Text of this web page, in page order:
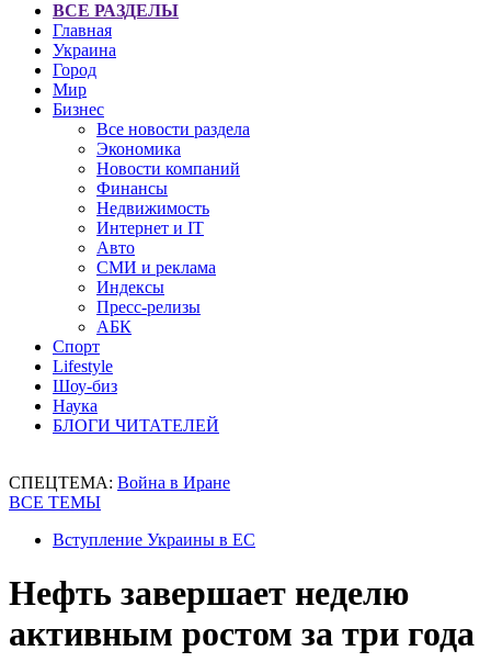
ВСЕ РАЗДЕЛЫ
Главная
Украина
Город
Мир
Бизнес
Все новости раздела
Экономика
Новости компаний
Финансы
Недвижимость
Интернет и IT
Авто
СМИ и реклама
Индексы
Пресс-релизы
АБК
Спорт
Lifestyle
Шоу-биз
Наука
БЛОГИ ЧИТАТЕЛЕЙ
СПЕЦТЕМА: Война в Иране
ВСЕ ТЕМЫ
Вступление Украины в ЕС
Нефть завершает неделю
активным ростом за три года